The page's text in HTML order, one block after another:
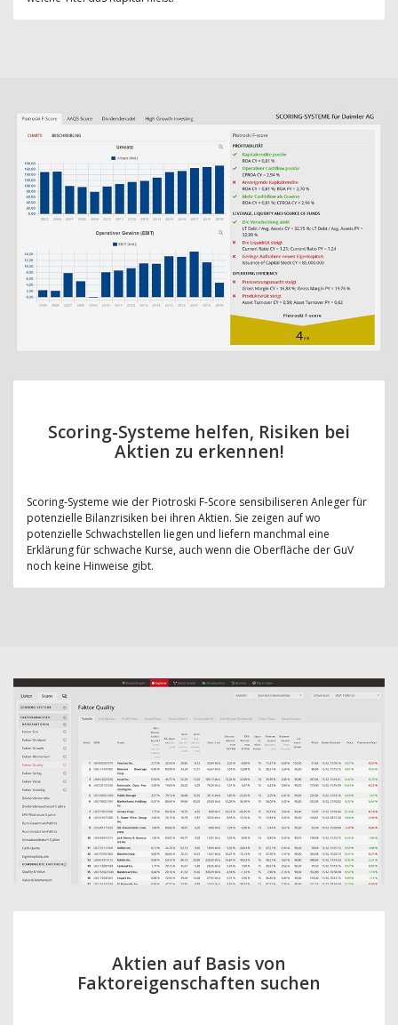
Scoring-Systeme helfen, Risiken bei
Aktien zu erkennen!
Scoring-Systeme wie der Piotroski F-Score sensibiliseren Anleger für
potenzielle Bilanzrisiken bei ihren Aktien. Sie zeigen auf wo
potenzielle Schwachstellen liegen und liefern manchmal eine
Erklärung für schwache Kurse, auch wenn die Oberfläche der GuV
noch keine Hinweise gibt.
Aktien auf Basis von
Faktoreigenschaften suchen